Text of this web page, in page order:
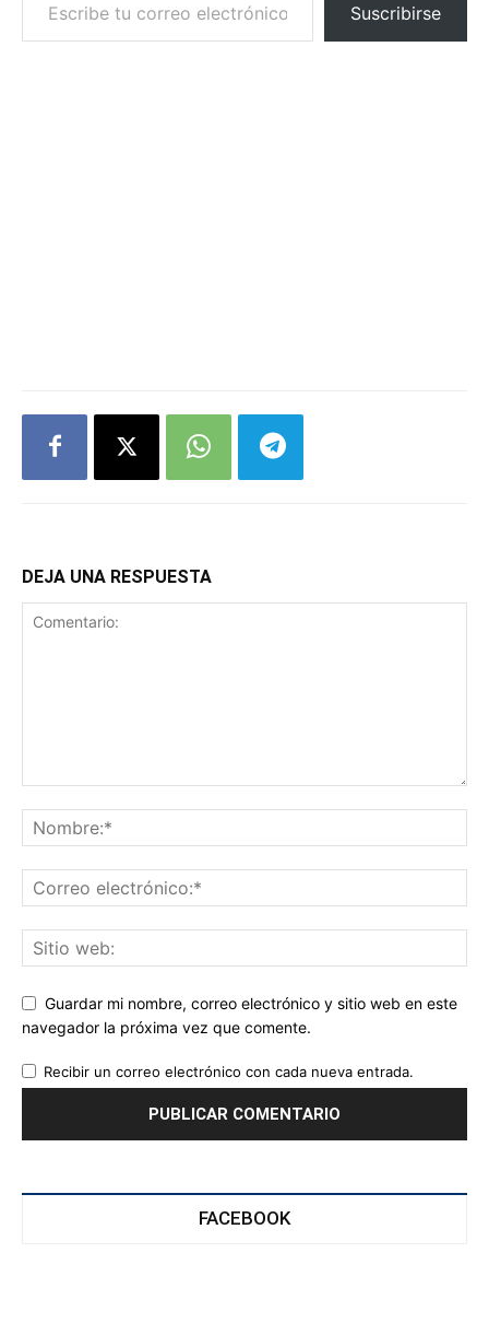
Suscribirse
DEJA UNA RESPUESTA
Guardar mi nombre, correo electrónico y sitio web en este
navegador la próxima vez que comente.
Recibir un correo electrónico con cada nueva entrada.
FACEBOOK